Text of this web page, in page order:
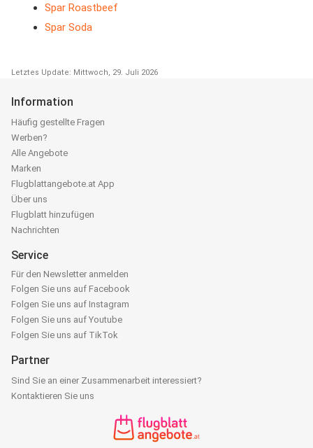
Spar Roastbeef
Spar Soda
Letztes Update: Mittwoch, 29. Juli 2026
Information
Häufig gestellte Fragen
Werben?
Alle Angebote
Marken
Flugblattangebote.at App
Über uns
Flugblatt hinzufügen
Nachrichten
Service
Für den Newsletter anmelden
Folgen Sie uns auf Facebook
Folgen Sie uns auf Instagram
Folgen Sie uns auf Youtube
Folgen Sie uns auf TikTok
Partner
Sind Sie an einer Zusammenarbeit interessiert?
Kontaktieren Sie uns